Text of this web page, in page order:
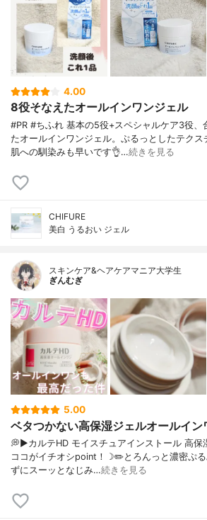
4.00
8役そなえたオールインワンジェル
#PR #ちふれ 基本の5役+スペシャルケア3役、
たオールインワンジェル。ぷるっとしたテクス
肌への馴染みも早いです👌…続きを見る
CHIFURE
美白 うるおい ジェル
スキンケア&ヘアケアマニア大学生
ぎんむぎ
5.00
ベタつかない高保湿ジェルオールイン
💭▶️カルテHD モイスチュアインストール 高保
ココがイチオシpoint！☽✏️とろんっと濃密ぷ
ずにスーッとなじみ…続きを見る